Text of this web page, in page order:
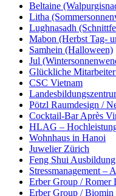
Beltaine
Litha
Lughnasadh
Mabon (Herbst Tag-
Samhein (Halloween)
Jul
Glückliche
CSC Vietnam
Pötzl Raumdesign /
Cocktail-Bar Après
HLAG –
Wohnhaus in Hanoi
Juwelier Zürich
Feng Shui Ausbildung
Stressmanagement –
Erber Group /
Erber Group /